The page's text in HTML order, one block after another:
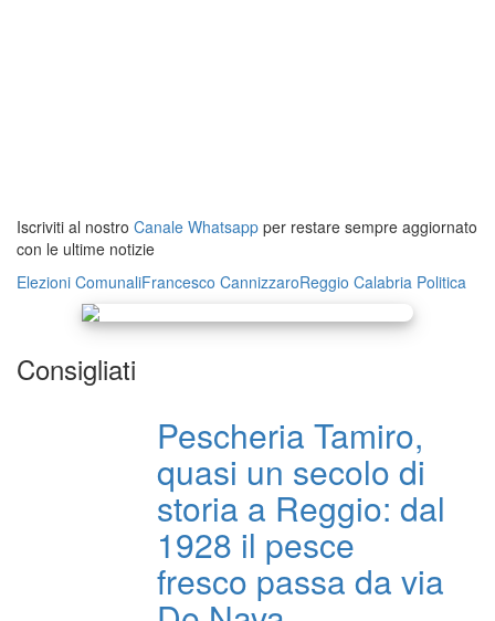
Iscriviti al nostro Canale Whatsapp per restare sempre aggiornato
con le ultime notizie
Elezioni ComunaliFrancesco CannizzaroReggio Calabria Politica
Consigliati
Pescheria Tamiro,
quasi un secolo di
storia a Reggio: dal
1928 il pesce
fresco passa da via